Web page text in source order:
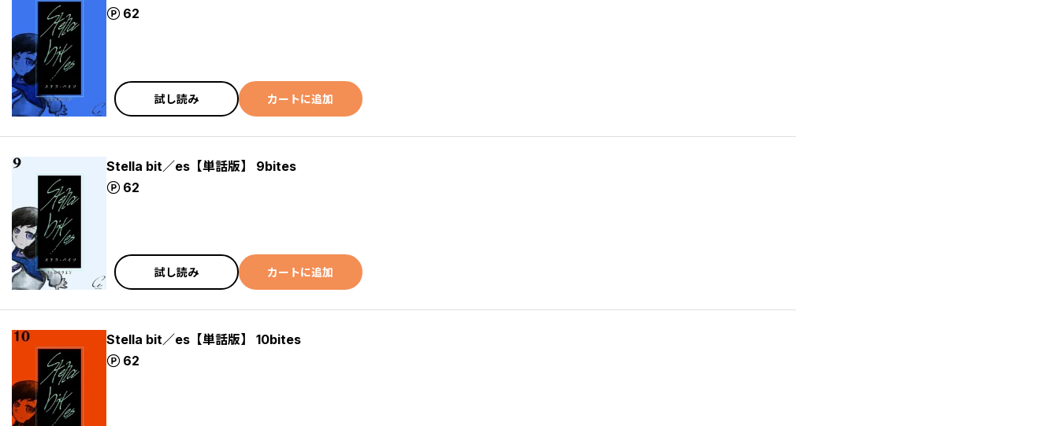
62
ポイント
試し読み カートに追加
Stella bit／es【単話版】 9bites
62
ポイント
試し読み カートに追加
Stella bit／es【単話版】 10bites
62
ポイント